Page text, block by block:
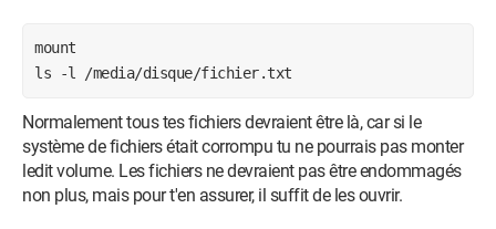
mount
ls -l /media/disque/fichier.txt
Normalement tous tes fichiers devraient être là, car si le
système de fichiers était corrompu tu ne pourrais pas monter
ledit volume. Les fichiers ne devraient pas être endommagés
non plus, mais pour t'en assurer, il suffit de les ouvrir.